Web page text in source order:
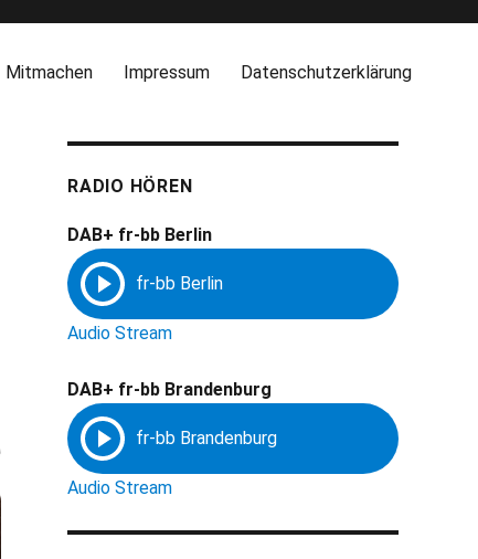
Mitmachen Impressum Datenschutzerklärung
RADIO HÖREN
DAB+ fr-bb Berlin
Audio Stream
DAB+ fr-bb Brandenburg
Audio Stream